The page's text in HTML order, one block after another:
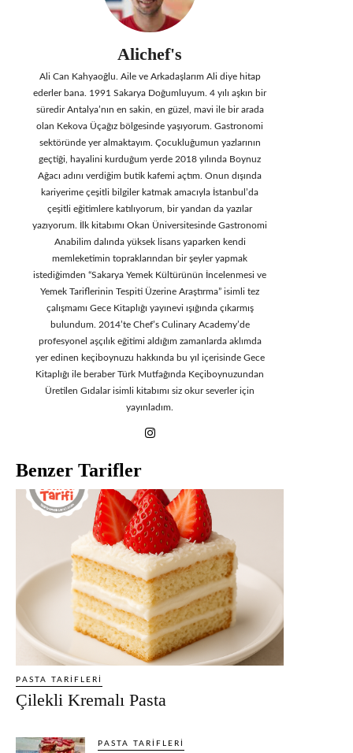
Alichef's
Ali Can Kahyaoğlu. Aile ve Arkadaşlarım Ali diye hitap
ederler bana. 1991 Sakarya Doğumluyum. 4 yılı aşkın bir
süredir Antalya’nın en sakin, en güzel, mavi ile bir arada
olan Kekova Üçağız bölgesinde yaşıyorum. Gastronomi
sektöründe yer almaktayım. Çocukluğumun yazlarının
geçtiği, hayalini kurduğum yerde 2018 yılında Boynuz
Ağacı adını verdiğim butik kafemi açtım. Onun dışında
kariyerime çeşitli bilgiler katmak amacıyla İstanbul’da
çeşitli eğitimlere katılıyorum, bir yandan da yazılar
yazıyorum. İlk kitabımı Okan Üniversitesinde Gastronomi
Anabilim dalında yüksek lisans yaparken kendi
memleketimin topraklarından bir şeyler yapmak
istediğimden “Sakarya Yemek Kültürünün İncelenmesi ve
Yemek Tariflerinin Tespiti Üzerine Araştırma” isimli tez
çalışmamı Gece Kitaplığı yayınevi ışığında çıkarmış
bulundum. 2014’te Chef’s Culinary Academy’de
profesyonel aşçılık eğitimi aldığım zamanlarda aklımda
yer edinen keçiboynuzu hakkında bu yıl içerisinde Gece
Kitaplığı ile beraber Türk Mutfağında Keçiboynuzundan
Üretilen Gıdalar isimli kitabımı siz okur severler için
yayınladım.
Benzer Tarifler
PASTA TARIFLERI
Çilekli Kremalı Pasta
PASTA TARIFLERI